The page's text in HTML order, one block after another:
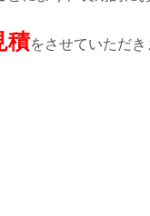
積をさせていただき